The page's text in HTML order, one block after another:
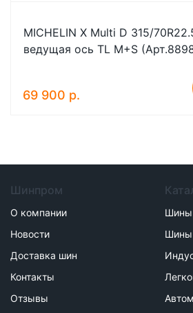
MICHELIN X Multi D 315/
ведущая ось TL M+S
69 900 р.
Шинпром
О компании
Новости
Доставка шин
Контакты
Отзывы
Шины
Шины